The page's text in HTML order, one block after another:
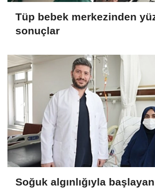
Tüp bebek merkezinden
sonuçlar
Soğuk algınlığıyla başlayan